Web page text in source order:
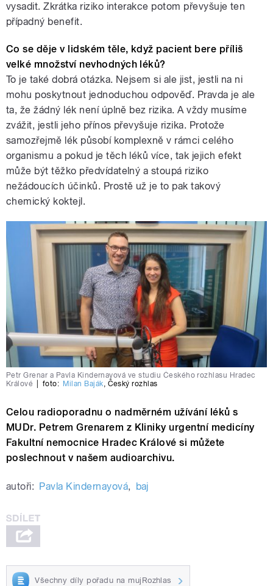
vysadit. Zkrátka riziko interakce potom převyšuje ten
případný benefit.
Co se děje v lidském těle, když pacient bere příliš
velké množství nevhodných léků?
To je také dobrá otázka. Nejsem si ale jist, jestli na ni
mohu poskytnout jednoduchou odpověď. Pravda je ale
ta, že žádný lék není úplně bez rizika. A vždy musíme
zvážit, jestli jeho přínos převyšuje rizika. Protože
samozřejmě lék působí komplexně v rámci celého
organismu a pokud je těch léků více, tak jejich efekt
může být těžko předvídatelný a stoupá riziko
nežádoucích účinků. Prostě už je to pak takový
chemický koktejl.
Petr Grenar a Pavla Kindernayová ve studiu Českého rozhlasu Hradec
Králové
foto: Milan Baják, Český rozhlas
Celou radioporadnu o nadměrném užívání léků s
MUDr. Petrem Grenarem z Kliniky urgentní medicíny
Fakultní nemocnice Hradec Králové si můžete
poslechnout v našem audioarchivu.
autoři: Pavla Kindernayová, baj
Všechny díly pořadu na mujRozhlas